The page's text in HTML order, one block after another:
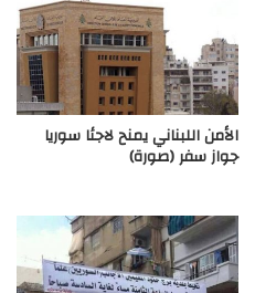
الأمن اللبناني يمنح لاجئا سوريا
جواز سفر (صورة)